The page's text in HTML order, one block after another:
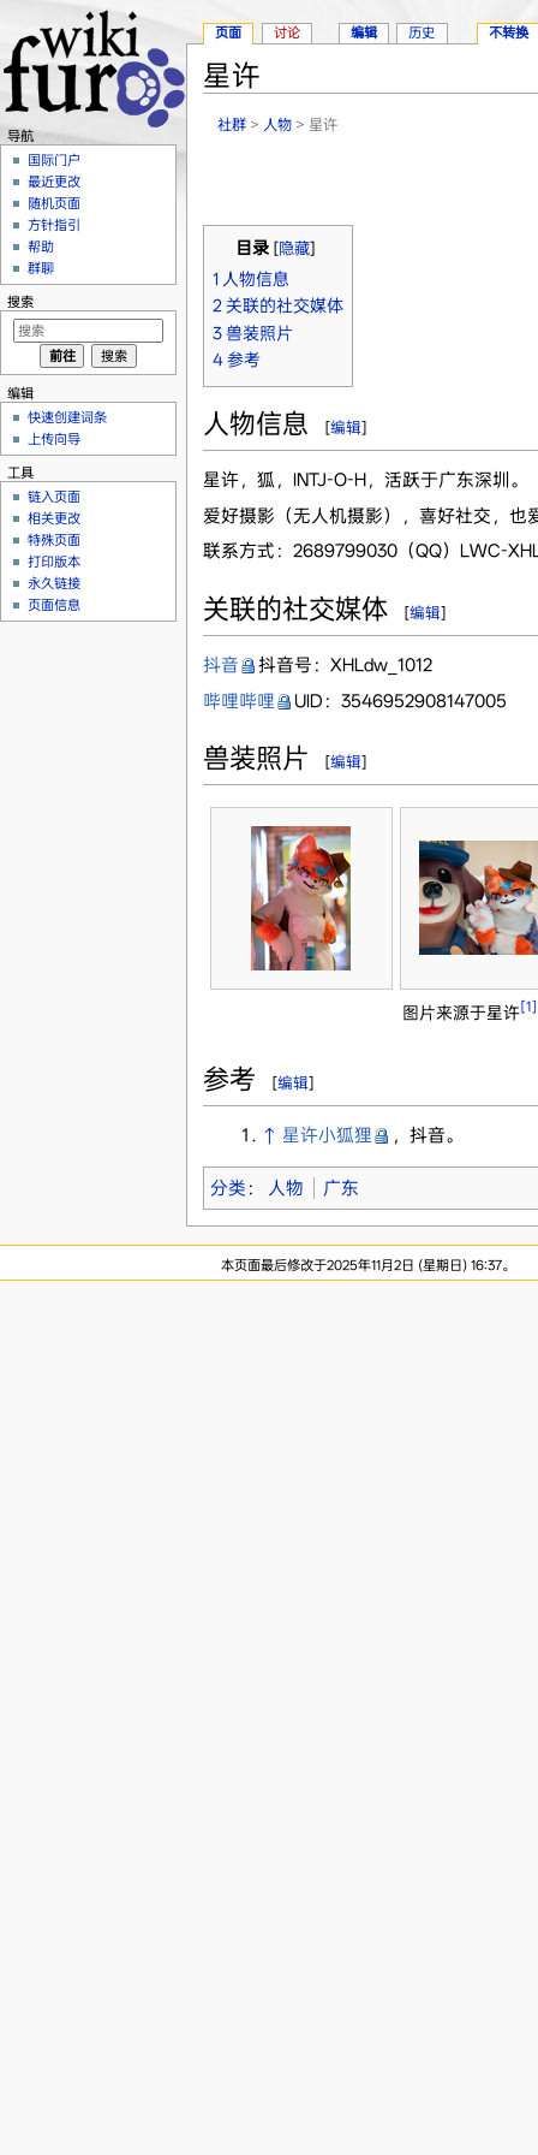
星许
社群 > 人物 > 星许
目录 [隐藏]
1 人物信息
2 关联的社交媒体
3 兽装照片
4 参考
人物信息 [编辑]
星许，狐，INTJ-O-H，活跃于广东深圳。
爱好摄影（无人机摄影），喜好社交，也
联系方式：2689799030（QQ）LWC-
关联的社交媒体 [编辑]
抖音
抖音号：XHLdw_1012
哔哩哔哩
UID：3546952908147005
兽装照片 [编辑]
图片来源于星许[1]
参考 [编辑]
↑ 星许小狐狸 ，抖音。
分类 ： 人物 广东
页面 讨论 编辑 历史 不转换
导航
国际门户
最近更改
随机页面
方针指引
帮助
群聊
搜索
编辑
快速创建词条
上传向导
工具
链入页面
相关更改
特殊页面
打印版本
永久链接
页面信息
本页面最后修改于2025年11月2日 (星期日) 16:37。